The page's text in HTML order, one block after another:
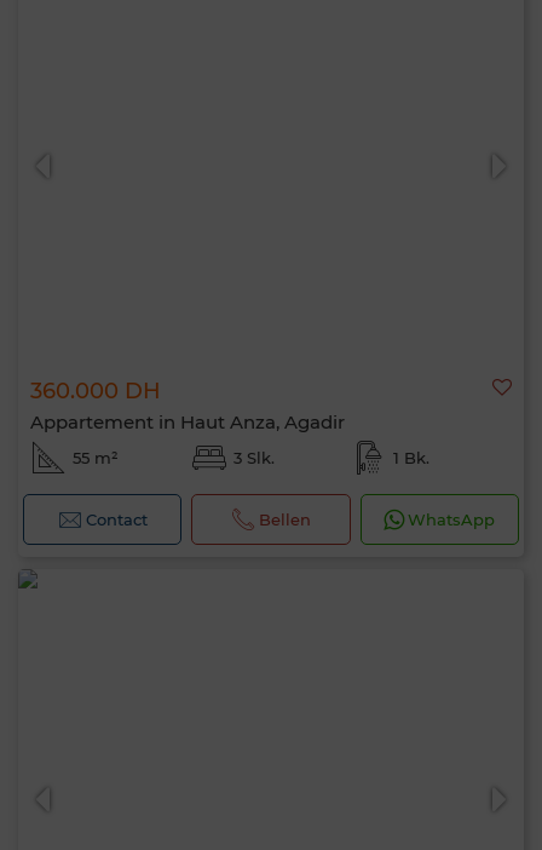
360.000 DH
Appartement in Haut Anza, Agadir
55 m² 3 Slk. 1 Bk.
Contact Bellen WhatsApp